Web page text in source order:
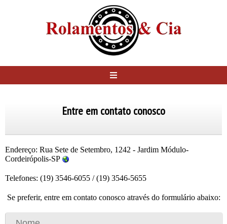
Entre em contato conosco
Endereço: Rua Sete de Setembro, 1242 - Jardim Módulo-
Cordeirópolis-SP
Telefones: (19) 3546-6055 /(19) 3546-5655
Se preferir, entre em contato conosco através do formulário abaixo: